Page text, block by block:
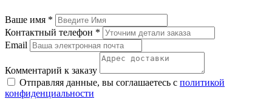
Ваше имя *
Контактный телефон *
Email
Комментарий к заказу
Отправляя данные, вы соглашаетесь с политикой
конфиденциальности